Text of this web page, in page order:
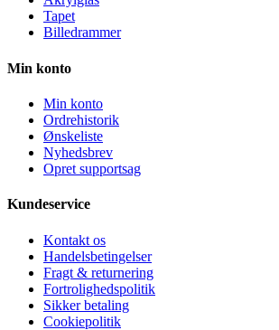
Tapet
Billedrammer
Min konto
Min konto
Ordrehistorik
Ønskeliste
Nyhedsbrev
Opret supportsag
Kundeservice
Kontakt os
Handelsbetingelser
Fragt & returnering
Fortrolighedspolitik
Sikker betaling
Cookiepolitik